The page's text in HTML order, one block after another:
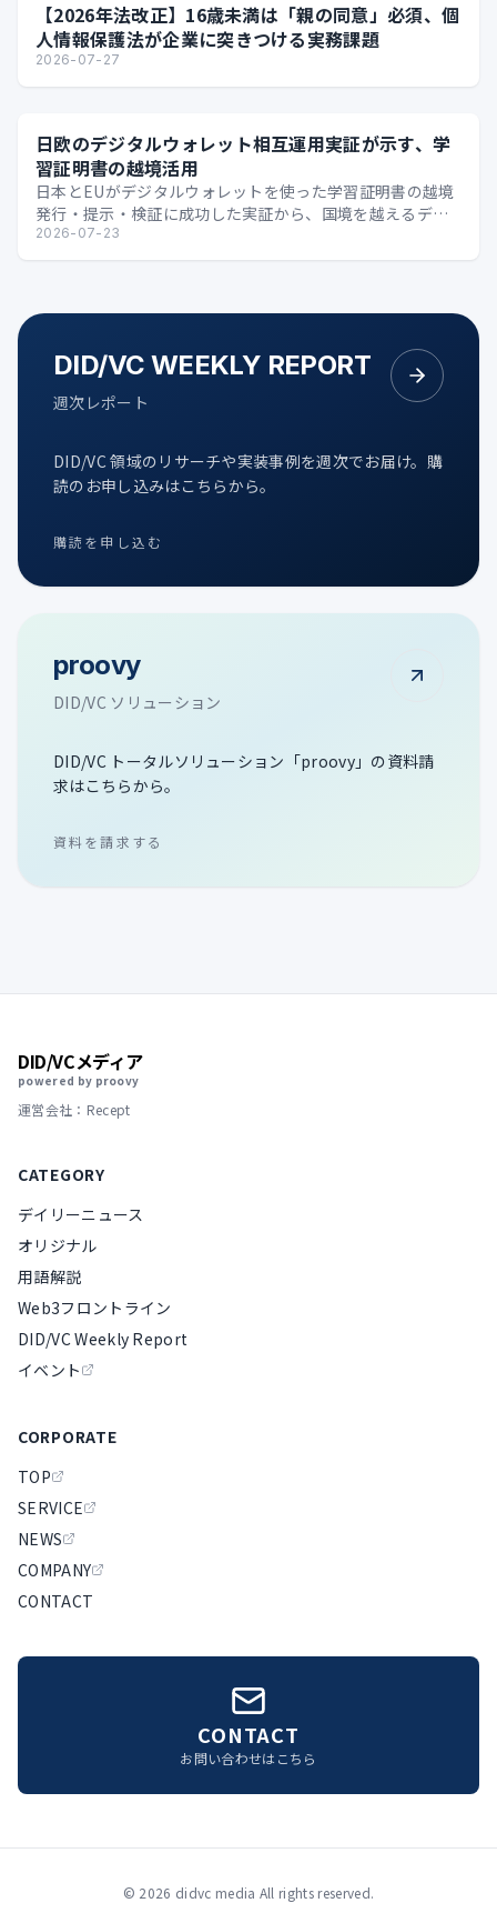
【2026年法改正】16歳未満は「親の同意」必須、個
人情報保護法が企業に突きつける実務課題
2026-07-27
日欧のデジタルウォレット相互運用実証が示す、学
習証明書の越境活用
日本とEUがデジタルウォレットを使った学習証明書の越境
発行・提示・検証に成功した実証から、国境を越えるデジ
タル証明の可能性を整理します。
2026-07-23
DID/VC WEEKLY REPORT
週次レポート
DID/VC 領域のリサーチや実装事例を週次でお届け。購
読のお申し込みはこちらから。
購読を申し込む
proovy
DID/VC ソリューション
DID/VC トータルソリューション「proovy」の資料請
求はこちらから。
資料を請求する
DID/VCメディア
powered by proovy
運営会社：Recept
CATEGORY
デイリーニュース
オリジナル
用語解説
Web3フロントライン
DID/VC Weekly Report
イベント
CORPORATE
TOP
SERVICE
NEWS
COMPANY
CONTACT
CONTACT
お問い合わせはこちら
© 2026 didvc media All rights reserved.